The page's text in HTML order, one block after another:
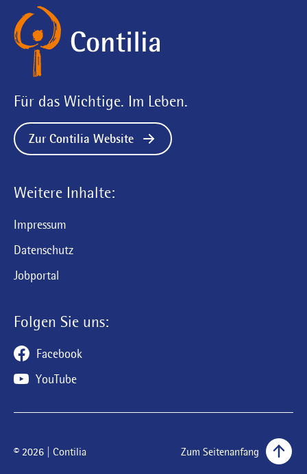
Für das Wichtige. Im Leben.
Zur Contilia Website
Weitere Inhalte:
Impressum
Datenschutz
Jobportal
Folgen Sie uns:
Facebook
YouTube
© 2026 | Contilia Zum Seitenanfang